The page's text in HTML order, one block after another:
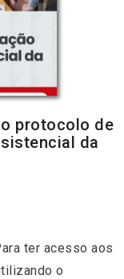
protocolo de
da
ter acesso aos
o